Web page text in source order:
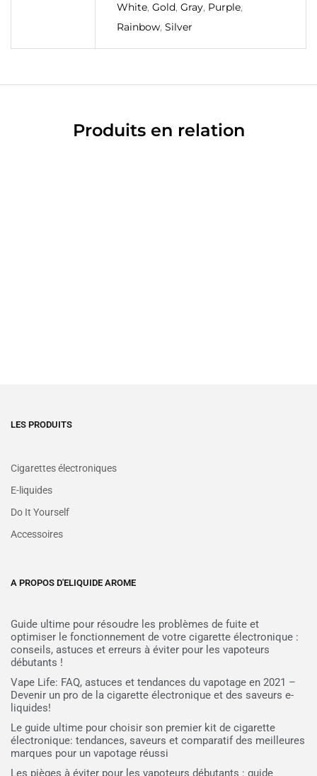
White, Gold, Gray, Purple,
Rainbow, Silver
Produits en relation
LES PRODUITS
Cigarettes électroniques
E-liquides
Do It Yourself
Accessoires
A PROPOS D'ELIQUIDE AROME
Guide ultime pour résoudre les problèmes de fuite et
optimiser le fonctionnement de votre cigarette électronique :
conseils, astuces et erreurs à éviter pour les vapoteurs
débutants !
Vape Life: FAQ, astuces et tendances du vapotage en 2021 –
Devenir un pro de la cigarette électronique et des saveurs e-
liquides!
Le guide ultime pour choisir son premier kit de cigarette
électronique: tendances, saveurs et comparatif des meilleures
marques pour un vapotage réussi
Les pièges à éviter pour les vapoteurs débutants : guide